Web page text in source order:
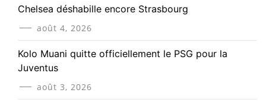
Chelsea déshabille encore Strasbourg
août 4, 2026
Kolo Muani quitte officiellement le PSG pour la
Juventus
août 3, 2026